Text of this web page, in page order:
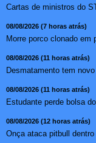
08/08/2026 (7 horas atrás)
08/08/2026 (11 horas atrás)
08/08/2026 (11 horas atrás)
08/08/2026 (12 horas atrás)